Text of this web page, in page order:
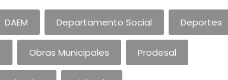
DAEM Departamento Social Deportes
Obras Municipales Prodesal